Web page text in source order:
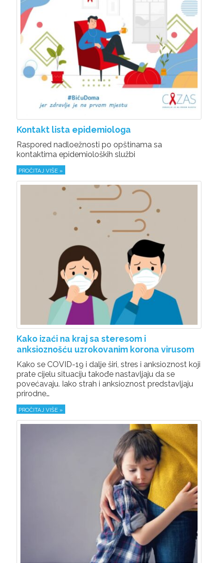
Kontakt lista epidemiologa
Raspored nadloežnosti po opštinama sa
kontaktima epidemioloških službi
PROČITAJ VIŠE »
Kako izaći na kraj sa steresom i
anksioznošću uzrokovanim korona virusom
Kako se COVID-19 i dalje širi, stres i anksioznost koji
prate cijelu situaciju takođe nastavljaju da se
povećavaju. Iako strah i anksioznost predstavljaju
prirodne…
PROČITAJ VIŠE »